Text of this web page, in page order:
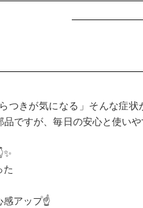
つきが気になる」そんな症
品ですが、毎日の安心と使い
た
感アップ☝